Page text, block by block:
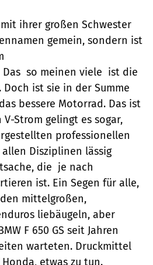
ihrer großen Schwester
gemein, sondern ist
 so meinen viele  ist die
ist sie in der Summe
bessere Motorrad. Das ist
Strom gelingt es sogar,
professionellen
Disziplinen lässig
die  je nach
ist. Ein Segen für alle,
mittelgroßen,
liebäugeln, aber
F 650 GS seit Jahren
warteten. Druckmittel
etwas zu tun.